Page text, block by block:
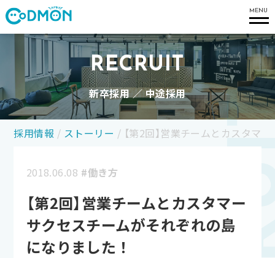
MENU
RECRUIT
新卒採用 ／ 中途採用
採用情報 / ストーリー / 【第2回】営業チームとカスタマ
2018.06.08 #働き方
【第2回】営業チームとカスタマー
サクセスチームがそれぞれの島
になりました！